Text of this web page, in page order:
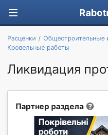
Расценки
Общестроительные
Кровельные работы
Ликвидация
Партнер раздела